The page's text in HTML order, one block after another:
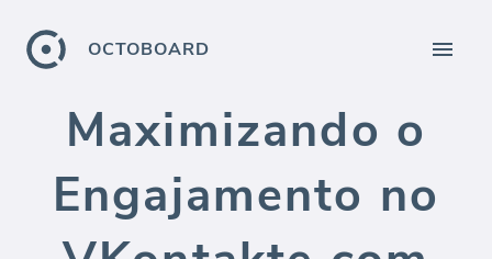
OCTOBOARD
Maximizando o
Engajamento no